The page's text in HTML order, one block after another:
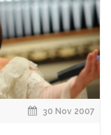
30 Nov 2007